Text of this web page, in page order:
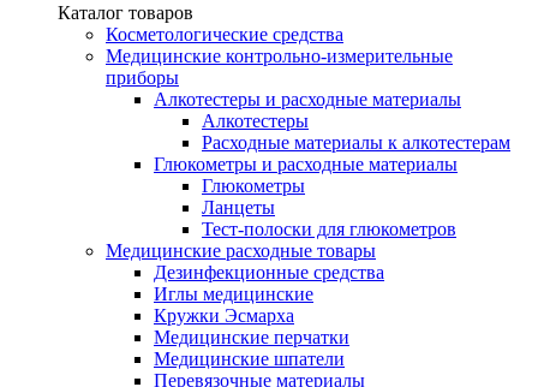
Каталог товаров
Косметологические средства
Медицинские контрольно-измерительные
приборы
Алкотестеры и расходные материалы
Алкотестеры
Расходные материалы к алкотестерам
Глюкометры и расходные материалы
Глюкометры
Ланцеты
Тест-полоски для глюкометров
Медицинские расходные товары
Дезинфекционные средства
Иглы медицинские
Кружки Эсмарха
Медицинские перчатки
Медицинские шпатели
Перевязочные материалы